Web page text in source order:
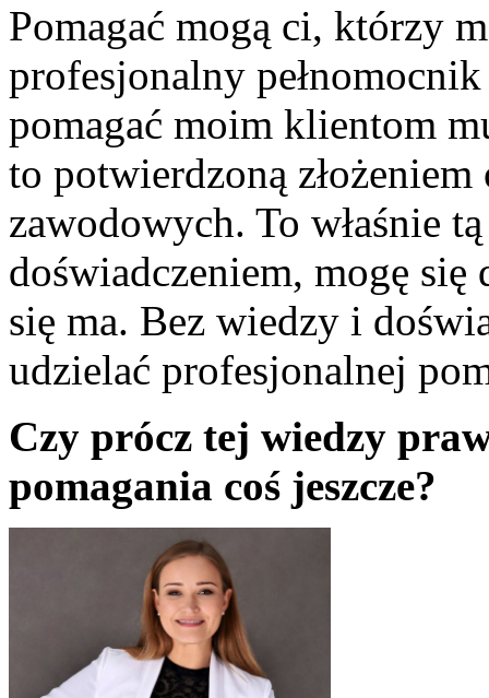
Pomagać mogą ci, którzy
profesjonalny
pomagać moim klientom
to potwierdzoną
zawodowych. To właśnie
doświadczeniem, mogę
się ma. Bez wiedzy i
udzielać profesjonalnej
Czy prócz tej wiedzy
pomagania coś jeszcze?